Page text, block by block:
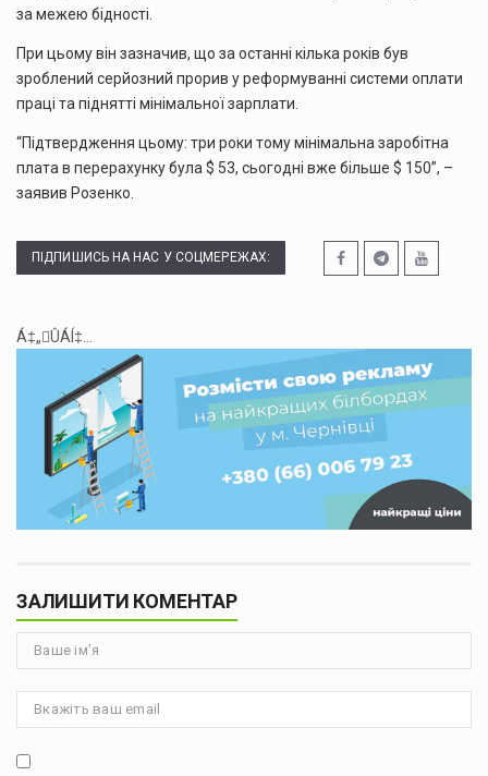
за межею бідності.
При цьому він зазначив, що за останні кілька років був
зроблений серйозний прорив у реформуванні системи оплати
праці та піднятті мінімальної зарплати.
“Підтвердження цьому: три роки тому мінімальна заробітна
плата в перерахунку була $ 53, сьогодні вже більше $ 150”, –
заявив Розенко.
ПІДПИШИСЬ НА НАС У СОЦМЕРЕЖАХ:
Á‡„ÛÁÍ‡...
ЗАЛИШИТИ КОМЕНТАР